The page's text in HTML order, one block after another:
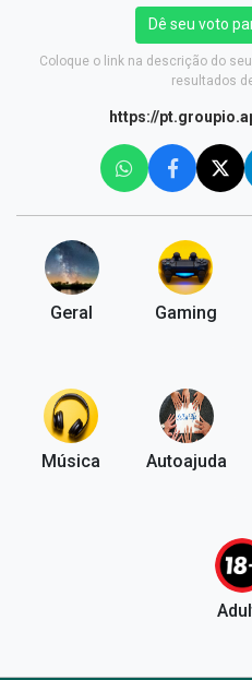
Dê seu voto
Coloque o link na descrição do
resultados
https://
Geral Gaming
Música Autoajuda